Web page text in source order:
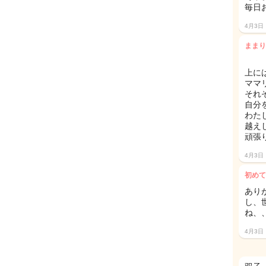
毎日
4月3日
まま
上
ママ
それ
自分
わた
越え
頑張
4月3日
初め
あり
し、
ね、
4月3日